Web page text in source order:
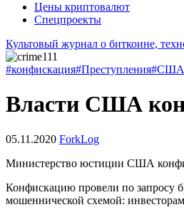
Цены криптовалют
Спецпроекты
Культовый журнал о биткоине,
#конфискация#Преступления#США
Власти США
05.11.2020 ForkLog
Министерство юстиции США
Конфискацию провели по запросу
мошеннической схемой: